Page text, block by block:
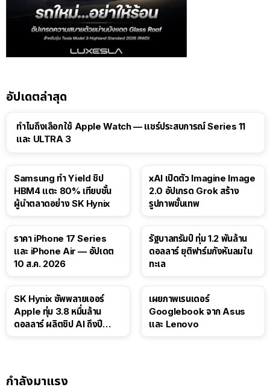
อัปเดตล่าสุด
ทำไมถึงเลือกใช้ Apple Watch — แชร์ประสบการณ์ Series 11
และ ULTRA 3
Samsung ทำ Yield ชิป
HBM4 แตะ 80% เทียบชั้น
ผู้นำตลาดอย่าง SK Hynix
xAI เปิดตัว Imagine Image
2.0 อัปเกรด Grok สร้าง
รูปภาพขั้นเทพ
ราคา iPhone 17 Series
และ iPhone Air — อัปเดต
10 ส.ค. 2026
รัฐบาลทรัมป์ ทุ่ม 1.2 พันล้าน
ดอลลาร์ ยุติฟาร์มกังหันลมใน
ทะเล
SK Hynix ซัพพลายเออร์
Apple ทุ่ม 3.8 หมื่นล้าน
ดอลลาร์ ผลิตชิป AI ถึงปี
เผยภาพเรนเดอร์
Googlebook จาก Asus
และ Lenovo
กำลังมาแรง